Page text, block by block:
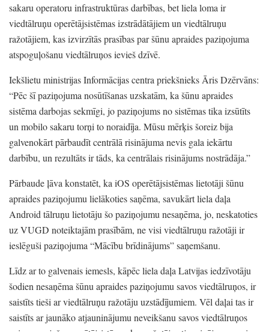
sakaru operatoru infrastruktūras darbības, bet liela loma ir
viedtālruņu operētājsistēmas izstrādātājiem un viedtālruņu
ražotājiem, kas izvirzītās prasības par šūnu apraides paziņojuma
atspoguļošanu viedtālruņos ievieš dzīvē.
Iekšlietu ministrijas Informācijas centra priekšnieks Āris Dzērvāns:
“Pēc šī paziņojuma nosūtīšanas uzskatām, ka šūnu apraides
sistēma darbojas sekmīgi, jo paziņojums no sistēmas tika izsūtīts
un mobilo sakaru torņi to noraidīja. Mūsu mērķis šoreiz bija
galvenokārt pārbaudīt centrālā risinājuma nevis gala iekārtu
darbību, un rezultāts ir tāds, ka centrālais risinājums nostrādāja.”
Pārbaude ļāva konstatēt, ka iOS operētājsistēmas lietotāji šūnu
apraides paziņojumu lielākoties saņēma, savukārt liela daļa
Android tālruņu lietotāju šo paziņojumu nesaņēma, jo, neskatoties
uz VUGD noteiktajām prasībām, ne visi viedtālruņu ražotāji ir
ieslēguši paziņojuma “Mācību brīdinājums”saņemšanu.
Līdz ar to galvenais iemesls, kāpēc liela daļa Latvijas iedzīvotāju
šodien nesaņēma šūnu apraides paziņojumu savos viedtālruņos, ir
saistīts tieši ar viedtālruņu ražotāju uzstādījumiem. Vēl daļai tas ir
saistīts ar jaunāko atjauninājumu neveikšanu savos viedtālruņos